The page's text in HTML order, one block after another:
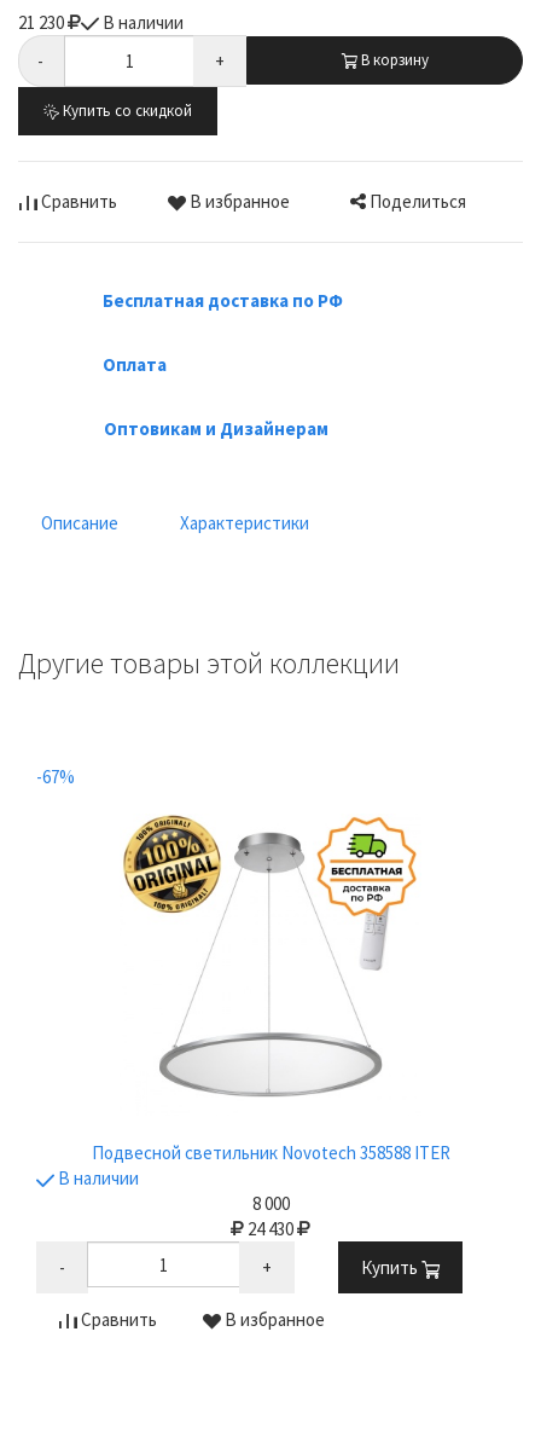
21 230
В наличии
-
+ В корзину
Купить со скидкой
Сравнить В избранное Поделиться
Бесплатная доставка по РФ
Оплата
Оптовикам и Дизайнерам
Описание Характеристики
Другие товары этой коллекции
-67%
Подвесной светильник Novotech 358588 ITER
В наличии
8 000
24 430
-
+ Купить
Сравнить В избранное